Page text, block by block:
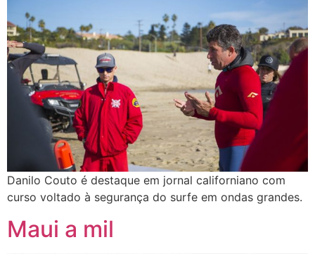
Danilo Couto é destaque em jornal californiano com
curso voltado à segurança do surfe em ondas grandes.
Maui a mil